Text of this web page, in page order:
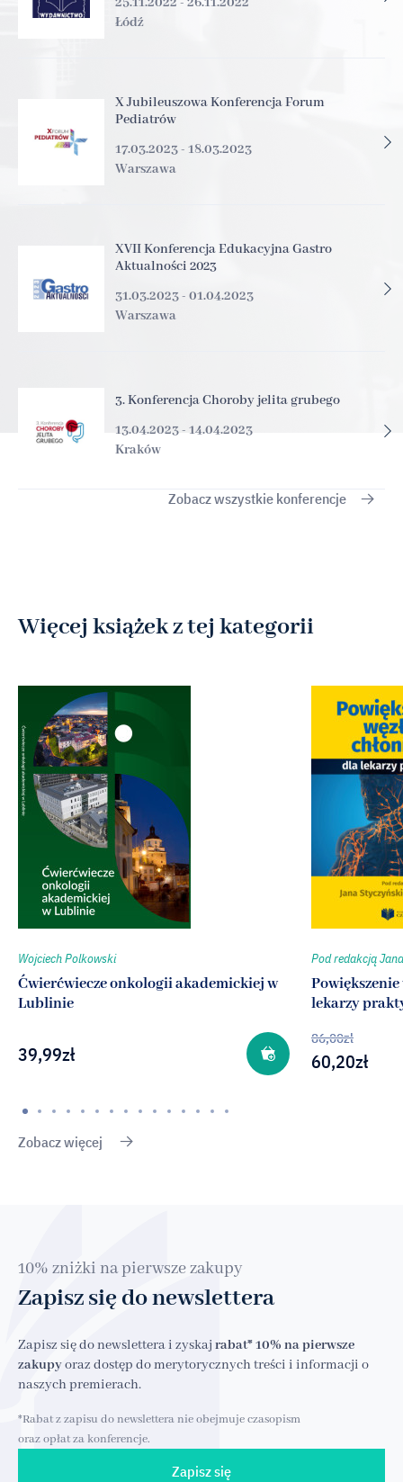
Łódź
X Jubileuszowa Konferencja Forum
Pediatrów
17.03.2023 - 18.03.2023
Warszawa
XVII Konferencja Edukacyjna Gastro
Aktualności 2023
31.03.2023 - 01.04.2023
Warszawa
3. Konferencja Choroby jelita grubego
13.04.2023 - 14.04.2023
Kraków
Zobacz wszystkie konferencje
Więcej książek z tej kategorii
Wojciech Polkowski
Ćwierćwiecze onkologii akademickiej w
Lublinie
39,99zł
Pod redakcją
lekarzy
86,00zł
60,20zł
Zobacz więcej
10% zniżki na pierwsze zakupy
Zapisz się do newslettera
Zapisz się do newslettera i zyskaj rabat* 10% na pierwsze
zakupyoraz dostęp do merytorycznych treści i informacji o
naszych premierach.
*Rabat z zapisu do newslettera nie obejmuje czasopism
oraz opłat za konferencje.
Zapisz się